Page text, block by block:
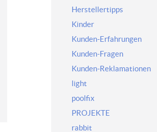
Herstellertipps
Kinder
Kunden-Erfahrungen
Kunden-Fragen
Kunden-Reklamationen
light
poolfix
PROJEKTE
rabbit